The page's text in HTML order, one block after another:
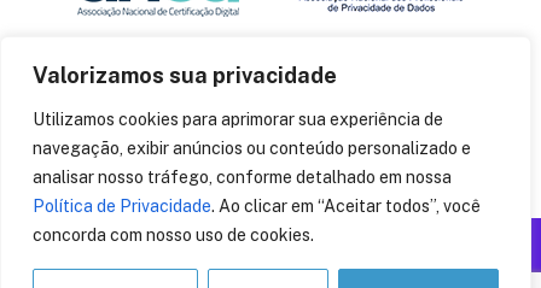
Valorizamos sua privacidade
Utilizamos cookies para aprimorar sua experiência de
navegação, exibir anúncios ou conteúdo personalizado e
analisar nosso tráfego, conforme detalhado em nossa
Política de Privacidade. Ao clicar em “Aceitar todos”, você
concorda com nosso uso de cookies.
© 2014CryptoID. Todos os direitos reservados.